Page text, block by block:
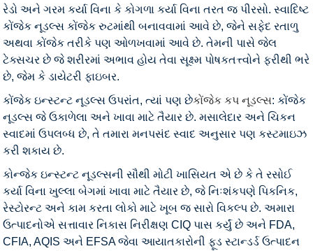
રેડો અને ગરમ કર્યા વિના કે કોગળા કર્યા વિના તરત જ પીરસો. સ્વાદિષ્ટ
કોંજેક નૂડલ્સ કોંજેક રુટમાંથી બનાવવામાં આવે છે, જેને સફેદ રતાળુ
અથવા કોંજેક તરીકે પણ ઓળખવામાં આવે છે. તેમની પાસે જેલ
ટેક્સચર છે જે શરીરમાં અભાવ હોય તેવા સૂક્ષ્મ પોષકતત્ત્વોને ફરીથી ભરે
છે, જેમ કે ડાયેટરી ફાઇબર.
કોંજેક ઇન્સ્ટન્ટ નૂડલ્સ ઉપરાંત, ત્યાં પણ છેકોંજેક કપ નૂડલ્સ: કોંજેક
નૂડલ્સ જે ઉકાળેલા અને ખાવા માટે તૈયાર છે. મસાલેદાર અને ચિકન
સ્વાદમાં ઉપલબ્ધ છે, તે તમારા મનપસંદ સ્વાદ અનુસાર પણ કસ્ટમાઇઝ
કરી શકાય છે.
કોન્જેક ઇન્સ્ટન્ટ નૂડલ્સની સૌથી મોટી ખાસિયત એ છે કે તે રસોઈ
કર્યા વિના ખુલ્લા બેગમાં ખાવા માટે તૈયાર છે, જે નિઃશંકપણે પિકનિક,
રેસ્ટોરન્ટ અને કામ કરતા લોકો માટે ખૂબ જ સારો વિકલ્પ છે. અમારા
ઉત્પાદનોએ સત્તાવાર નિકાસ નિરીક્ષણ CIQ પાસ કર્યું છે અને FDA,
CFIA, AQIS અને EFSA જેવા આયાતકારોની ફૂડ સ્ટાન્ડર્ડ ઉત્પાદન